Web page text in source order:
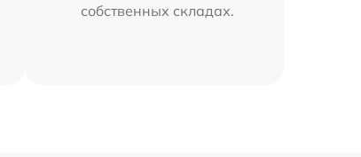
собственных складах.